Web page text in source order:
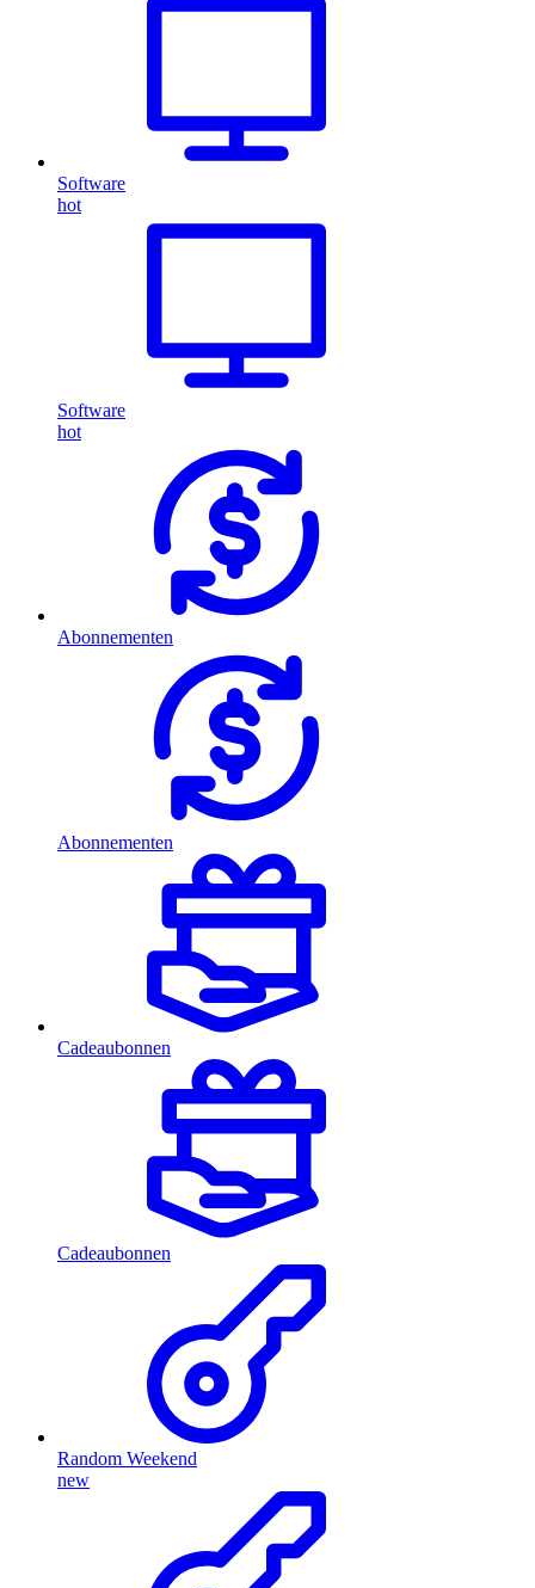
Software
hot
Software
hot
Abonnementen
Abonnementen
Cadeaubonnen
Cadeaubonnen
Random Weekend
new